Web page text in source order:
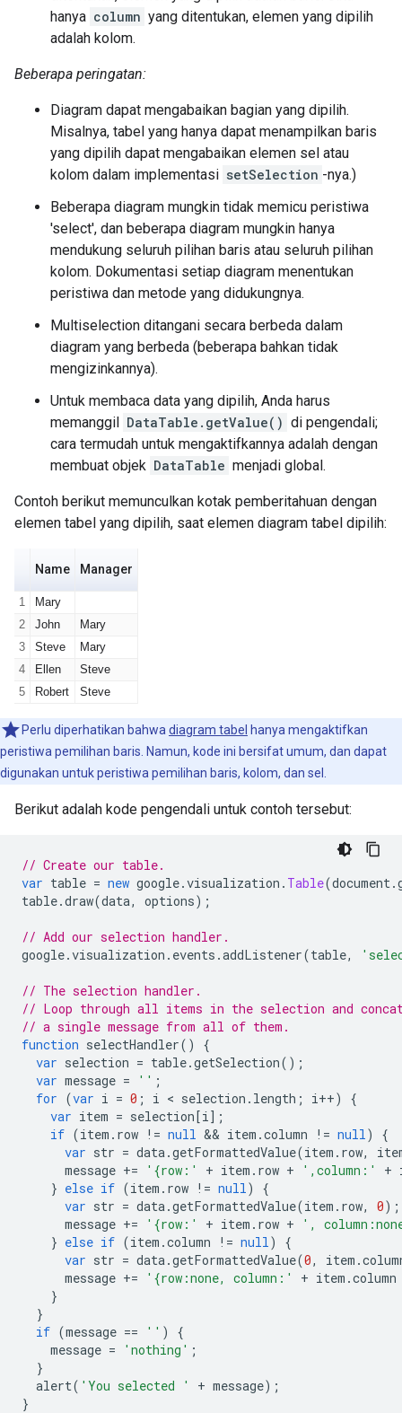
hanya column yang ditentukan, elemen yang dipilih
adalah kolom.
Beberapa peringatan:
Diagram dapat mengabaikan bagian yang dipilih.
Misalnya, tabel yang hanya dapat menampilkan baris
yang dipilih dapat mengabaikan elemen sel atau
kolom dalam implementasi setSelection -nya.)
Beberapa diagram mungkin tidak memicu peristiwa
'select', dan beberapa diagram mungkin hanya
mendukung seluruh pilihan baris atau seluruh pilihan
kolom. Dokumentasi setiap diagram menentukan
peristiwa dan metode yang didukungnya.
Multiselection ditangani secara berbeda dalam
diagram yang berbeda (beberapa bahkan tidak
mengizinkannya).
Untuk membaca data yang dipilih, Anda harus
memanggil DataTable.getValue() di pengendali;
cara termudah untuk mengaktifkannya adalah dengan
membuat objek DataTable menjadi global.
Contoh berikut memunculkan kotak pemberitahuan dengan
elemen tabel yang dipilih, saat elemen diagram tabel dipilih:
Perlu diperhatikan bahwa diagram tabel hanya mengaktifkan
peristiwa pemilihan baris. Namun, kode ini bersifat umum, dan dapat
digunakan untuk peristiwa pemilihan baris, kolom, dan sel.
Berikut adalah kode pengendali untuk contoh tersebut:
// Create our table.
var table = new google.visualization . Table(document.
table.draw(data, options);
// Add our selection handler.
google.visualization . events .addListener(table,
// The selection handler.
// Loop through all items in the selection and
// a single message from all of them.
function selectHandler()
{
var selection = table.getSelection();
var message = '' ;
for (var i = 0 ; i < selection . length ; i++)
{
var item = selection[i];
if (item . row != null && item .column != null)
{
var str = data.getFormattedValue(item . row,
message += '{row:' + item . row + ',column:' +
} else if (item . row != null)
{
var str = data.getFormattedValue(item . row, 0);
message += '{row:' + item . row +
',
} else if (item .column != null)
{
var str = data.getFormattedValue(0, item .
message += '{row:none, column:' + item .
}
}
if (message == '' )
{
message = 'nothing' ;
}
alert( 'You selected ' + message);
}